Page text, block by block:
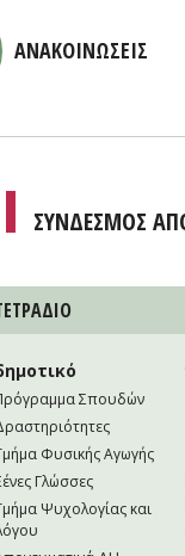
ΑΝΑΚΟΙΝΩΣΕΙΣ
ΣΥΝΔΕΣΜΟΣ
Σπουδών
Φυσικής Αγωγής
Γλώσσες
Ψυχολογίας και